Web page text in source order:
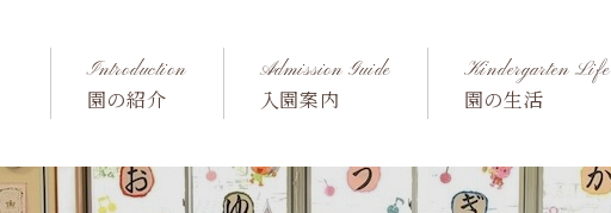
Introduction
園の紹介
Admission Guide
入園案内
Kindergarten Life
園の生活